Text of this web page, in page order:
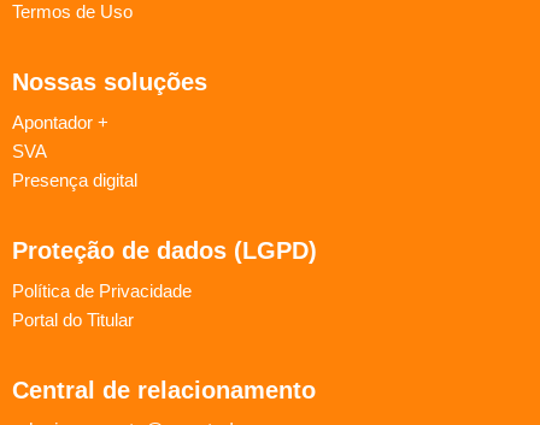
Termos de Uso
Nossas soluções
Apontador +
SVA
Presença digital
Proteção de dados (LGPD)
Política de Privacidade
Portal do Titular
Central de relacionamento